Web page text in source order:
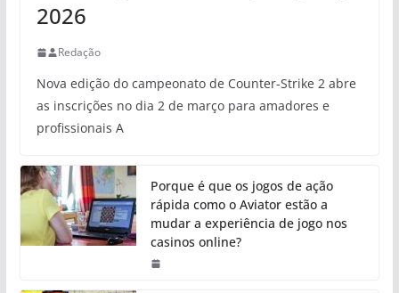
2026
Redação
Nova edição do campeonato de Counter-Strike 2 abre
as inscrições no dia 2 de março para amadores e
profissionais A
Porque é que os jogos de ação
rápida como o Aviator estão a
mudar a experiência de jogo nos
casinos online?